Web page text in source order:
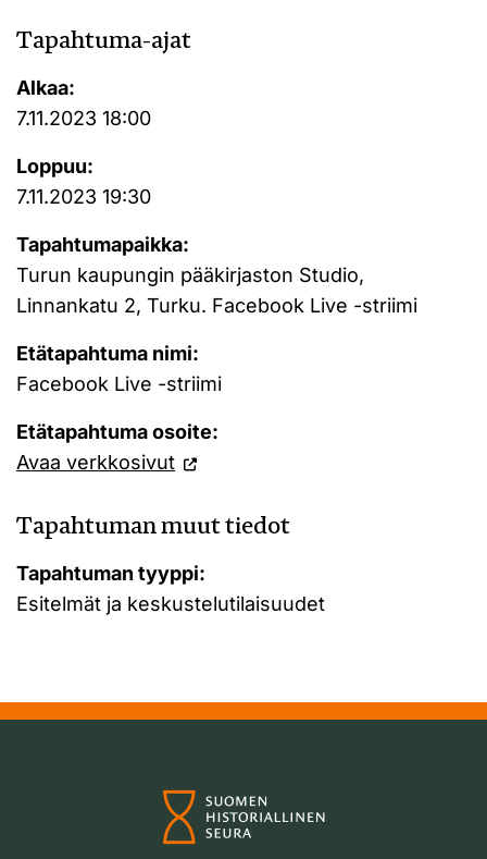
Tapahtuma-ajat
Alkaa:
7.11.2023 18:00
Loppuu:
7.11.2023 19:30
Tapahtumapaikka:
Turun kaupungin pääkirjaston Studio,
Linnankatu 2, Turku. Facebook Live -striimi
Etätapahtuma nimi:
Facebook Live -striimi
Etätapahtuma osoite:
Avaa verkkosivut
Tapahtuman muut tiedot
Tapahtuman tyyppi:
Esitelmät ja keskustelutilaisuudet